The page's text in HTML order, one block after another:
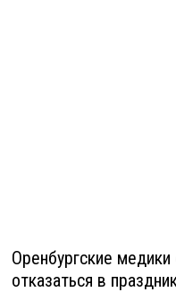
Оренбургские
отказаться в